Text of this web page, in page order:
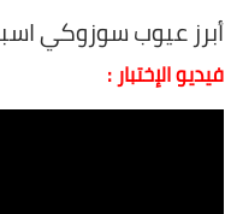
أبرز عيوب سوزوكي اسبريسو .. 0 من 5 نجوم في
فيديو الإختبار :